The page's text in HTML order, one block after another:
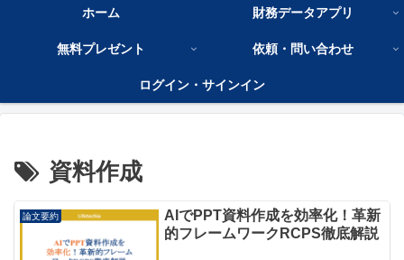
ホーム 財務データアプリ
無料プレゼント 依頼・問い合わせ
ログイン・サインイン
資料作成
論文要約
AIでPPT資料作成を効率化！革新
的フレームワークRCPS徹底解説